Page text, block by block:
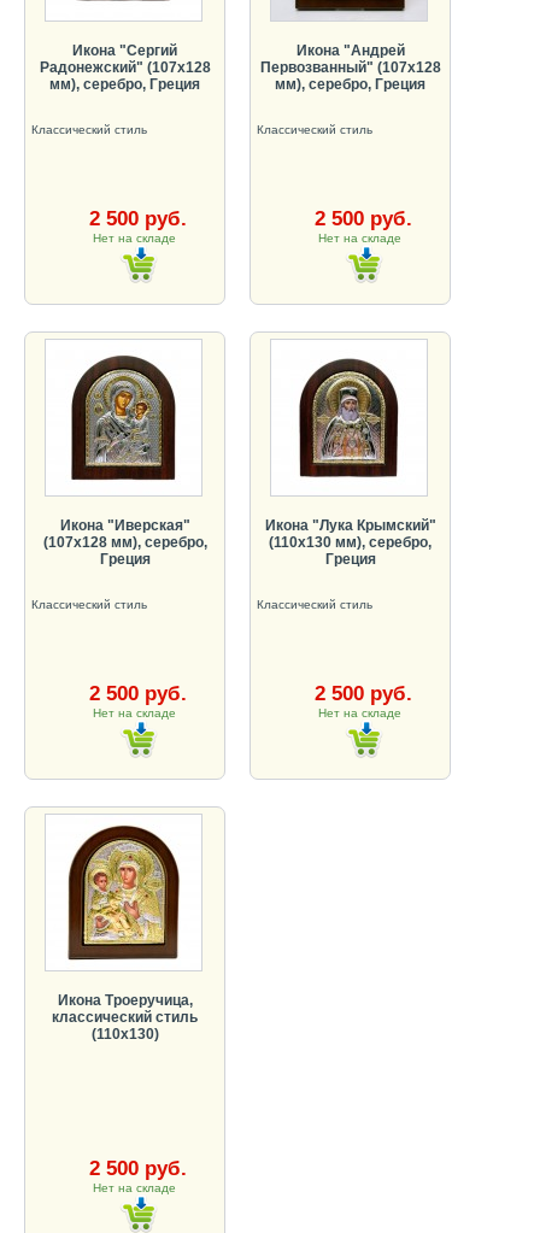
Икона "Сергий
Радонежский" (107х128
мм), серебро, Греция
Классический стиль
2 500 руб.
Нет на складе
Икона "Андрей
Первозванный" (107х128
мм), серебро, Греция
Классический стиль
2 500 руб.
Нет на складе
Икона "Иверская"
(107х128 мм), серебро,
Греция
Классический стиль
2 500 руб.
Нет на складе
Икона "Лука Крымский"
(110х130 мм), серебро,
Греция
Классический стиль
2 500 руб.
Нет на складе
Икона Троеручица,
классический стиль
(110х130)
2 500 руб.
Нет на складе